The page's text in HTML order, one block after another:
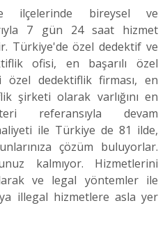
bireysel ve
7 gün 24 saat hizmet
Türkiye'de özel dedektif ve
ofisi, en başarılı özel
dedektiflik firması, en
şirketi olarak varlığını en
referansıyla devam
ile Türkiye de 81 ilde,
çözüm buluyorlar.
kalmıyor. Hizmetlerini
ve legal yöntemler ile
illegal hizmetlere asla yer